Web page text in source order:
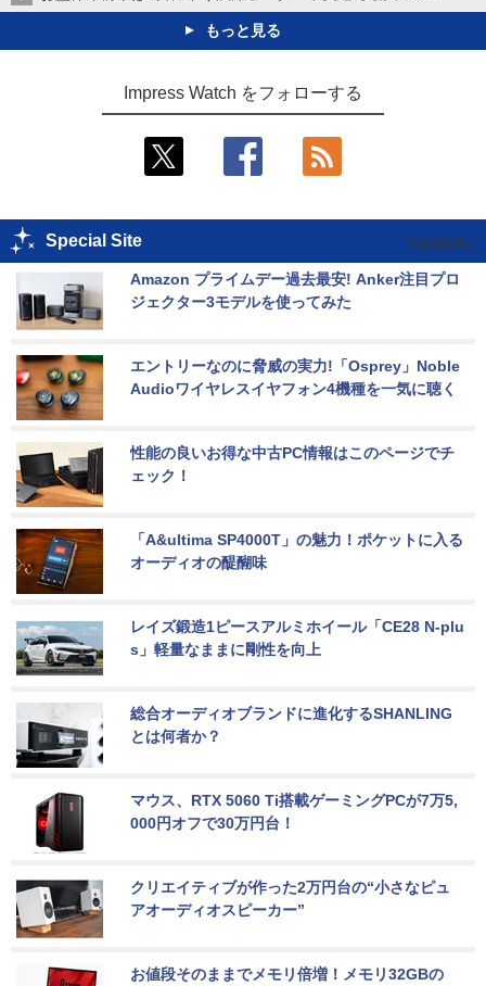
もっと見る
Impress Watch をフォローする
Special Site
Amazon プライムデー過去最安! Anker注目プロ
ジェクター3モデルを使ってみた
エントリーなのに脅威の実力!「Osprey」Noble
Audioワイヤレスイヤフォン4機種を一気に聴く
性能の良いお得な中古PC情報はこのページでチ
ェック！
「A&ultima SP4000T」の魅力！ポケットに入る
オーディオの醍醐味
レイズ鍛造1ピースアルミホイール「CE28 N-plu
s」軽量なままに剛性を向上
総合オーディオブランドに進化するSHANLING
とは何者か？
マウス、RTX 5060 Ti搭載ゲーミングPCが7万5,
000円オフで30万円台！
クリエイティブが作った2万円台の“小さなピュ
アオーディオスピーカー”
お値段そのままでメモリ倍増！メモリ32GBの